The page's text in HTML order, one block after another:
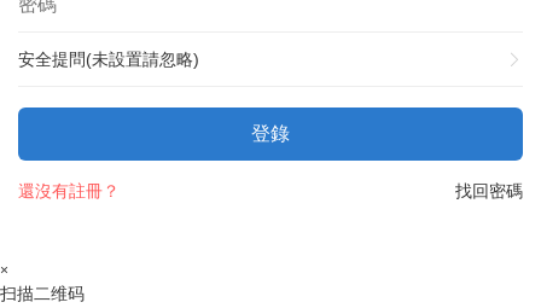
安全提問(未設置請忽略)
登錄
找回密碼
還沒有註冊？
×
扫描二维码